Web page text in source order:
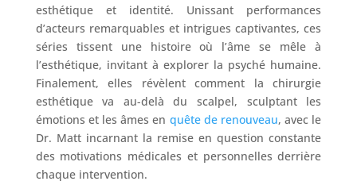
esthétique et identité. Unissant performances
d’acteurs remarquables et intrigues captivantes, ces
séries tissent une histoire où l’âme se mêle à
l’esthétique, invitant à explorer la psyché humaine.
Finalement, elles révèlent comment la chirurgie
esthétique va au-delà du scalpel, sculptant les
émotions et les âmes en quête de renouveau, avec le
Dr. Matt incarnant la remise en question constante
des motivations médicales et personnelles derrière
chaque intervention.